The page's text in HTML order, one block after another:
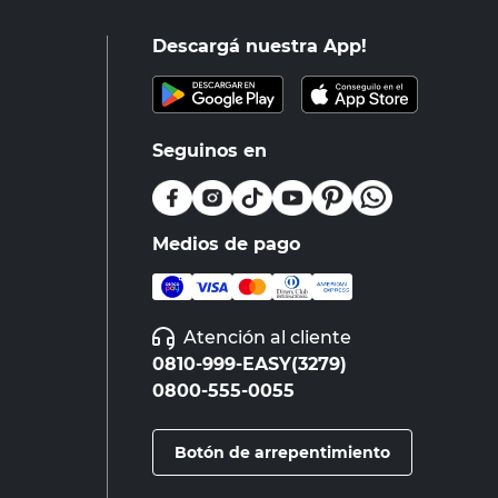
Descargá nuestra App!
Seguinos en
Medios de pago
Atención al cliente
0810-999-EASY(3279)
0800-555-0055
Botón de arrepentimiento